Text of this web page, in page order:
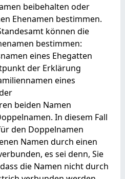
beibehalten oder
Ehenamen bestimmen.
können die
bestimmen:
eines Ehegatten
der Erklärung
eines
beiden Namen
In diesem Fall
den Doppelnamen
Namen durch einen
es sei denn, Sie
die Namen nicht durch